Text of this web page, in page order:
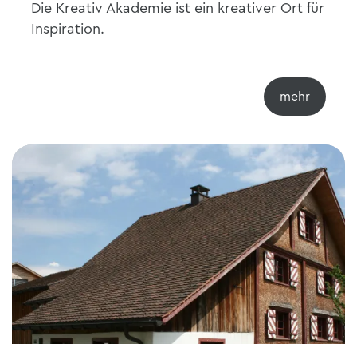
Die Kreativ Akademie ist ein kreativer Ort für
Inspiration.